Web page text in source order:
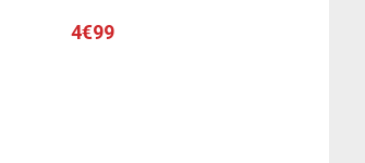
4€99